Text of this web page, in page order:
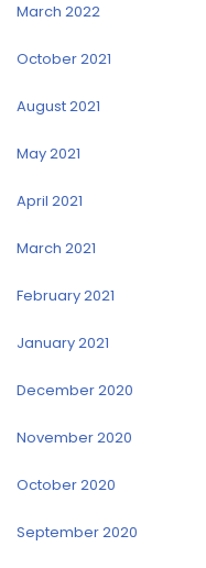
March 2022
October 2021
August 2021
May 2021
April 2021
March 2021
February 2021
January 2021
December 2020
November 2020
October 2020
September 2020